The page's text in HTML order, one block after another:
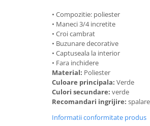
• Compozitie: poliester
• Maneci 3/4 incretite
• Croi cambrat
• Buzunare decorative
• Captuseala la interior
• Fara inchidere
Material: Poliester
Culoare principala: Verde
Culori secundare: verde
Recomandari ingrijire:
Informatii conformitate produs